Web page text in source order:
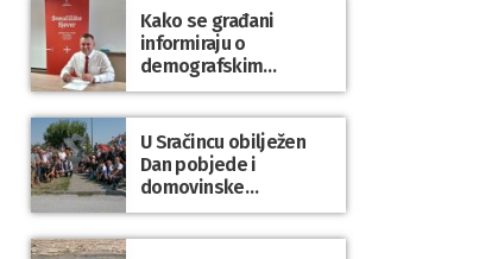
Kako se građani
informiraju o
demografskim
mjerama? Sudjelujte u
istraživanju!
U Sračincu obilježen
Dan pobjede i
domovinske
zahvalnosti te Dan
hrvatskih branitelja